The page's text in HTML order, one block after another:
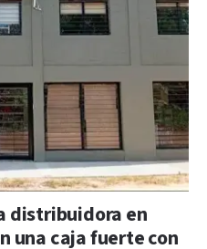
distribuidora en
una caja fuerte con